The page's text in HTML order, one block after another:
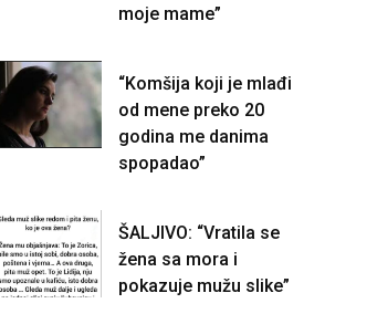
moje mame”
“Komšija koji je mlađi
od mene preko 20
godina me danima
spopadao”
ŠALJIVO: “Vratila se
žena sa mora i
pokazuje mužu slike”